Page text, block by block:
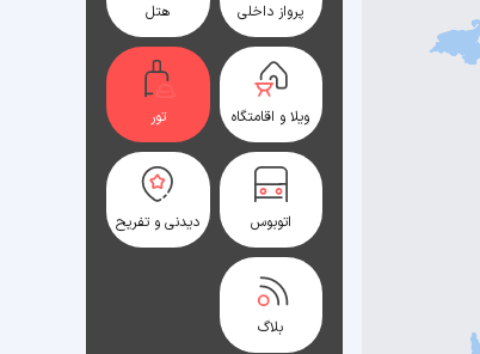
پرواز داخلی هتل
ویلا و اقامتگاه تور
اتوبوس دیدنی و تفریح
بلاگ